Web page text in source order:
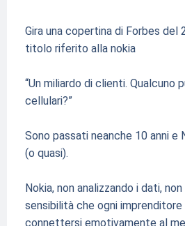
Gira una copertina di Forbes del
titolo riferito alla nokia
“Un miliardo di clienti. Qualcuno
cellulari?”
Sono passati neanche 10 anni e
(o quasi).
Nokia, non analizzando i dati,
sensibilità che ogni imprenditore
connettersi emotivamente al